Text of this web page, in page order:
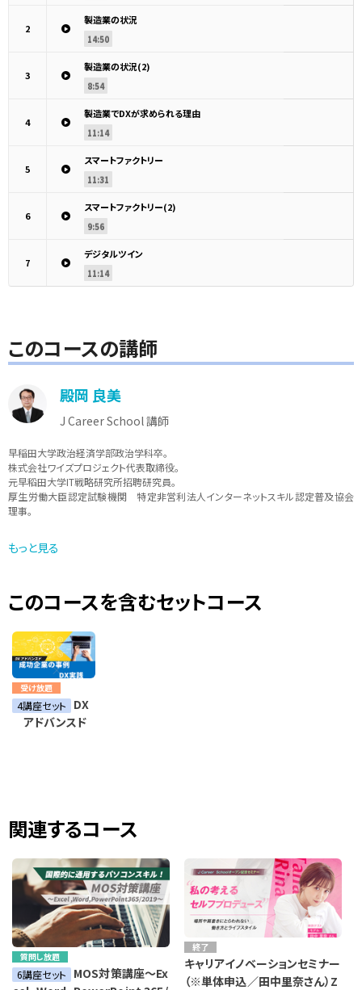
2
製造業の状況
14:50
3
製造業の状況(2)
8:54
4
製造業でDXが求められる理由
11:14
5
スマートファクトリー
11:31
6
スマートファクトリー(2)
9:56
7
デジタルツイン
11:14
このコースの講師
殿岡 良美
J Career School 講師
早稲田大学政治経済学部政治学科卒。
株式会社ワイズプロジェクト代表取締役。
元早稻田大学IT戦略研究所招聘研究員。
厚生労働大臣認定試験機関 特定非営利法人インターネットスキル認定普及協会
理事。
についての執筆や企画、講演、システム開発、ネットワーク構築、サーバー運用、情報
BlogやWebメディアでのIT関連の著述や撮影も多く担当している。
もっと見る
このコースを含むセットコース
受け放題
4講座セット DX
アドバンスド
関連するコース
質問し放題
6講座セット MOS対策講座～Ex
終了
キャリアイノベーションセミナー
（※単体申込／田中里奈さん）Z